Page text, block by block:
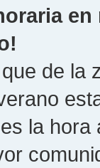
de la
la